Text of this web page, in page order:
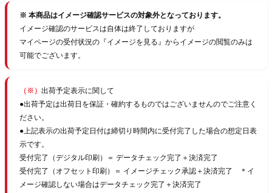
※ 本商品はイメージ確認サービスの対象外となっております。
イメージ確認のサービスは自体は終了しておりますが
マイページの受付状況の『イメージを見る』からイメージの閲覧のみは
可能でございます。
（※） 出荷予定表示に関して
●出荷予定は出荷日を保証・確約するものではございませんのでご注意く
ださい。
●上記表示の出荷予定日付は締切り時間内に受付完了した場合の想定日表
示です。
受付完了（デジタル印刷）＝ データチェック完了＋決済完了
受付完了（オフセット印刷）＝ イメージチェック承認＋決済完了 ＊イ
メージ確認しない場合はデータチェック完了＋決済完了